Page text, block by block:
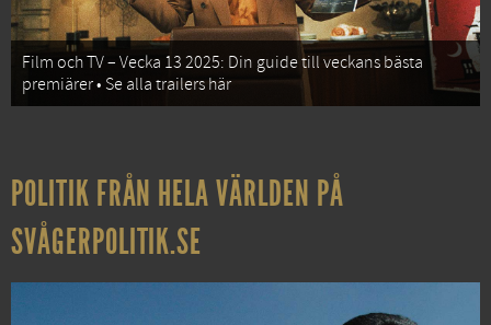
Film och TV – Vecka 13 2025: Din guide till veckans bästa
premiärer • Se alla trailers här
POLITIK FRÅN HELA VÄRLDEN PÅ
SVÅGERPOLITIK.SE